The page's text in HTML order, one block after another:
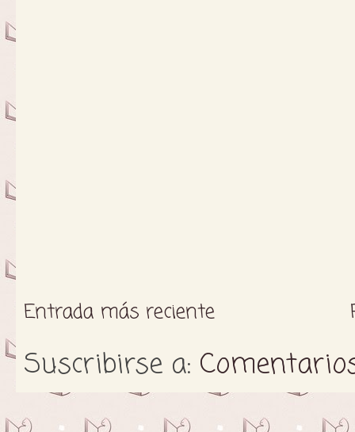
Entrada más reciente
Suscribirse a: